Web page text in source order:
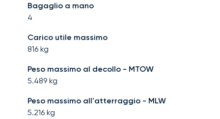
Bagaglio a mano
4
Carico utile massimo
816 kg
Peso massimo al decollo - MTOW
5.489 kg
Peso massimo all'atterraggio - MLW
5.216 kg